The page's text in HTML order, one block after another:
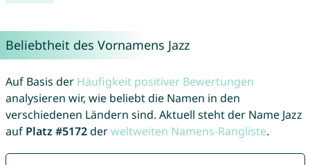
Beliebtheit des Vornamens Jazz
Auf Basis der Häufigkeit positiver Bewertungen
analysieren wir, wie beliebt die Namen in den
verschiedenen Ländern sind. Aktuell steht der Name Jazz
auf Platz #5172derweltweiten Namens-Rangliste.